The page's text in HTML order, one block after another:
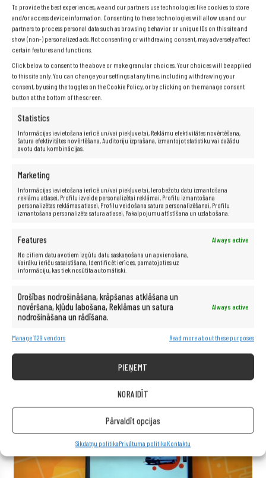
To provide the best experiences, we and our partners use technologies like cookies to store
and/or access device information. Consenting to these technologies will allow us and our
partners to process personal data such as browsing behavior or unique IDs on this site and
show (non-) personalized ads. Not consenting or withdrawing consent, may adversely affect
certain features and functions.
Click below to consent to the above or make granular choices. Your choices will be applied
to this site only. You can change your settings at any time, including withdrawing your
consent, by using the toggles on the Cookie Policy, or by clicking on the manage consent
button at the bottom of the screen.
Statistics
Informācijas ievietošana ierīcē un/vai piekļuve tai, Reklāmu efektivitātes novērtēšana,
Satura efektivitātes novērtēšana, Auditoriju izprašana, izmantojot statistiku vai dažādu
avotu datu kombinācijas.
Marketing
Informācijas ievietošana ierīcē un/vai piekļuve tai, Ierobežotu datu izmantošana
reklāmu atlasei, Profilu izveide personalizētai reklāmai, Profilu izmantošana
personalizētas reklāmas atlasei, Profilu veidošana satura personalizēšanai, Profilu
izmantošana personalizēta satura atlasei, Pakalpojumu attīstīšana un uzlabošana.
Features
Always active
No citiem datu avotiem izgūtu datu saskaņošana un apvienošana,
Vairāku ierīču sasaistīšana, Identificēt ierīces, pamatojoties uz
informāciju, kas tiek nosūtīta automātiski.
Drošības nodrošināšana, krāpšanas atklāšana un
novēršana, kļūdu labošana, Reklāmas un satura
nodrošināšana un rādīšana.
Always active
Manage 1129 vendors Read more about these purposes
PIEŅEMT
NORAIDĪT
Pārvaldīt opcijas
Sīkdatņu politikaPrivātuma politikaKontaktu
Tastatūra:QWERTY + iekļautas latviešu klaviatūras uzlīmes.
Operētājsistēma: Windows 10 Pro
Papildinformācija:iekļauts strāvas adapteris
Garantija: